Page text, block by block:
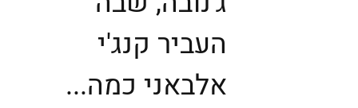
העביר קנג'י
אלבאני כמה...